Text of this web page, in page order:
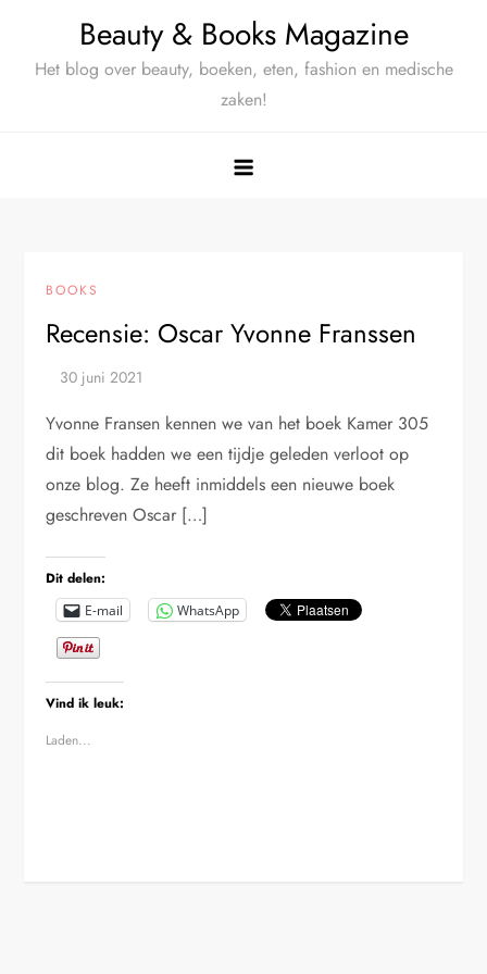
Beauty & Books Magazine
Het blog over beauty, boeken, eten, fashion en medische
zaken!
BOOKS
Recensie: Oscar Yvonne Franssen
Yvonne Fransen kennen we van het boek Kamer 305
dit boek hadden we een tijdje geleden verloot op
onze blog. Ze heeft inmiddels een nieuwe boek
geschreven Oscar […]
Dit delen:
E-mail WhatsApp
Vind ik leuk:
Laden...